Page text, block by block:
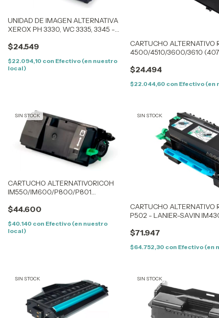
UNIDAD DE IMAGEN ALTERNATIVA
XEROX PH 3330, WC 3335, 3345 -
$24.549
$22.094,10 con Efectivo (en nuestro
local)
CARTUCHO ALTERNATIVO
4500/4510/3600/3610
$24.494
$22.044,60 con Efectivo (en
SIN STOCK
CARTUCHO ALTERNATIVORICOH
IM550/IM600/P800/P801
$44.600
$40.140 con Efectivo (en nuestro
local)
SIN STOCK
CARTUCHO ALTERNATIVO
P502 - LANIER-SAVIN
$71.947
$64.752,30 con Efectivo (en
SIN STOCK SIN STOCK